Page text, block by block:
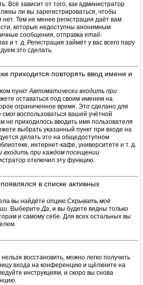
Всё зависит от того, как администратор
ли вы зарегистрироваться, чтобы
Тем не менее регистрация даёт вам
которые недоступны анонимным
сообщения, отправка email-
и т. д. Регистрация займёт у вас всего пару
это сделать.
приходится повторять ввод имени и
пунктАвтоматически входить при
оставаться под своим именем на
ограниченное время. Это сделано для
смог воспользоваться вашей учётной
не приходилось вводить имя пользователя
выбрать указанный пункт при входе на
делать это на общедоступном
интернет-кафе, университете и т. д.
входить при каждом посещении
отключил эту функцию.
в списке активных
вы найдёте опцию Скрывать моё
. ВыберитеДа, и вы будете видны только
и самому себе. Для всех остальных вы
восстановить, можно легко получить
входа на конференцию и щёлкните на
инструкциям, и скоро вы снова